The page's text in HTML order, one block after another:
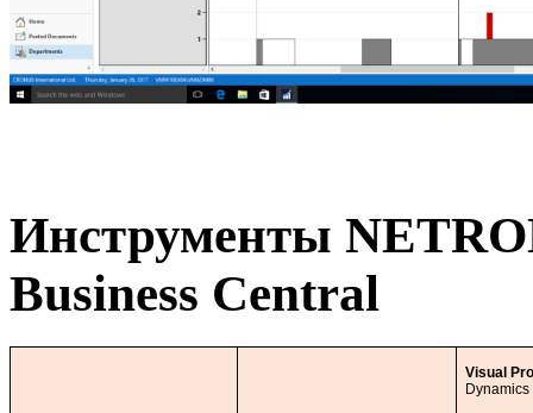
Инструменты
Business Central
Visual